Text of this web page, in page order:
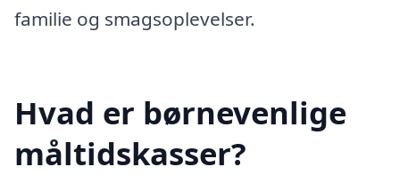
familie og smagsoplevelser.
Hvad er børnevenlige
måltidskasser?